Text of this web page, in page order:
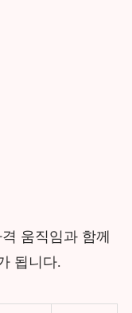
움직임과 함께
됩니다.